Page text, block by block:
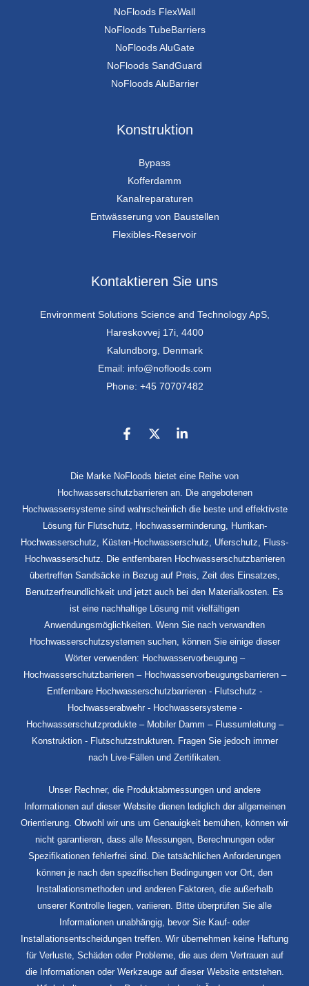
NoFloods FlexWall
NoFloods TubeBarriers
NoFloods AluGate
NoFloods SandGuard
NoFloods AluBarrier
Konstruktion
Bypass
Kofferdamm
Kanalreparaturen
Entwässerung von Baustellen
Flexibles-Reservoir
Kontaktieren Sie uns
Environment Solutions Science and Technology ApS,
Hareskovvej 17i, 4400
Kalundborg, Denmark
Email: info@nofloods.com
Phone: +45 70707482
Die Marke NoFloods bietet eine Reihe von
Hochwasserschutzbarrieren an. Die angebotenen
Hochwassersysteme sind wahrscheinlich die beste und effektivste
Lösung für Flutschutz, Hochwasserminderung, Hurrikan-
Hochwasserschutz, Küsten-Hochwasserschutz, Uferschutz, Fluss-
Hochwasserschutz. Die entfernbaren Hochwasserschutzbarrieren
übertreffen Sandsäcke in Bezug auf Preis, Zeit des Einsatzes,
Benutzerfreundlichkeit und jetzt auch bei den Materialkosten. Es
ist eine nachhaltige Lösung mit vielfältigen
Anwendungsmöglichkeiten. Wenn Sie nach verwandten
Hochwasserschutzsystemen suchen, können Sie einige dieser
Wörter verwenden: Hochwasservorbeugung –
Hochwasserschutzbarrieren – Hochwasservorbeugungsbarrieren –
Entfernbare Hochwasserschutzbarrieren - Flutschutz -
Hochwasserabwehr - Hochwassersysteme -
Hochwasserschutzprodukte – Mobiler Damm – Flussumleitung –
Konstruktion - Flutschutzstrukturen. Fragen Sie jedoch immer
nach Live-Fällen und Zertifikaten.
Unser Rechner, die Produktabmessungen und andere
Informationen auf dieser Website dienen lediglich der allgemeinen
Orientierung. Obwohl wir uns um Genauigkeit bemühen, können wir
nicht garantieren, dass alle Messungen, Berechnungen oder
Spezifikationen fehlerfrei sind. Die tatsächlichen Anforderungen
können je nach den spezifischen Bedingungen vor Ort, den
Installationsmethoden und anderen Faktoren, die außerhalb
unserer Kontrolle liegen, variieren. Bitte überprüfen Sie alle
Informationen unabhängig, bevor Sie Kauf- oder
Installationsentscheidungen treffen. Wir übernehmen keine Haftung
für Verluste, Schäden oder Probleme, die aus dem Vertrauen auf
die Informationen oder Werkzeuge auf dieser Website entstehen.